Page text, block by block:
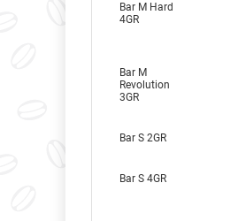
Bar M Hard
4GR
Bar M
Revolution
3GR
Bar S 2GR
Bar S 4GR